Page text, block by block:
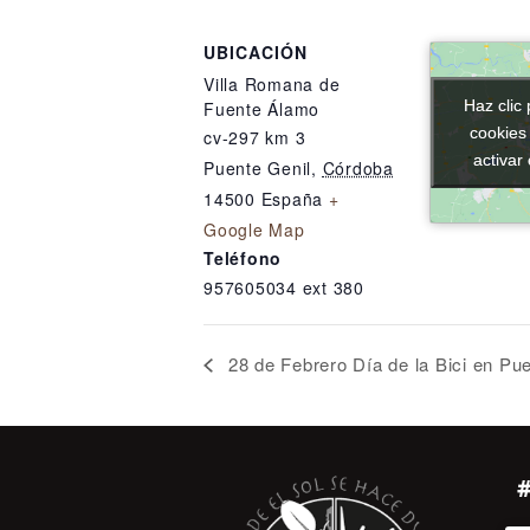
UBICACIÓN
Villa Romana de
Fuente Álamo
cv-297 km 3
Puente Genil, Córdoba
14500 España +
Google Map
Teléfono
957605034 ext 380
Haz clic
activar
Haz clic
activar
28 de Febrero Día de la Bici en